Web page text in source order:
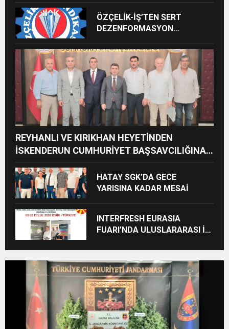
ÖZÇELİK-İŞ’TEN SERT
DEZENFORMASYON
CEZAİ SÜREÇ BAŞLATILDI”
REYHANLI VE KIRIKHAN HEYETİNDEN
İSKENDERUN CUMHURİYET BAŞSAVCILIĞINA
ZİYARET
HATAY SGK’DA GECE
YARISINA KADAR MESAİ
INTERFRESH EURASIA
FUARI’NDA ULUSLARARASI İŞ
BAŞLADI